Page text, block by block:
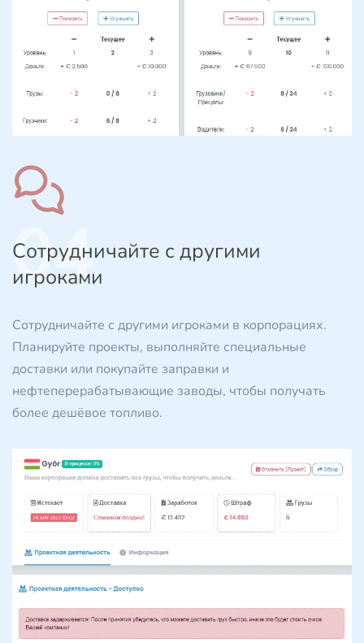
04
Сотрудничайте с другими
игроками
Сотрудничайте с другими игроками в корпорациях.
Планируйте проекты, выполняйте специальные
доставки или покупайте заправки и
нефтеперерабатывающие заводы, чтобы получать
более дешёвое топливо.